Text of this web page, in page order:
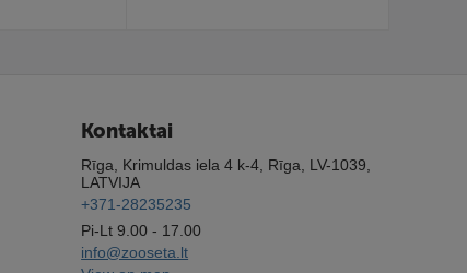
Kontaktai
Rīga, Krimuldas iela 4 k-4, Rīga, LV-1039,
LATVIJA
+371-28235235
Pi-Lt 9.00 - 17.00
info@zooseta.lt